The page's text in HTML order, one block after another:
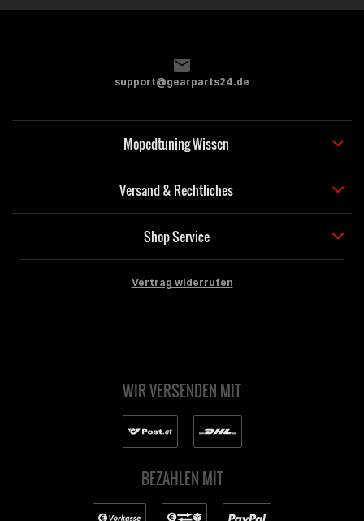
support@gearparts24.de
Mopedtuning Wissen
Versand & Rechtliches
Shop Service
Vertrag widerrufen
WIR VERSENDEN MIT
BEZAHLEN MIT